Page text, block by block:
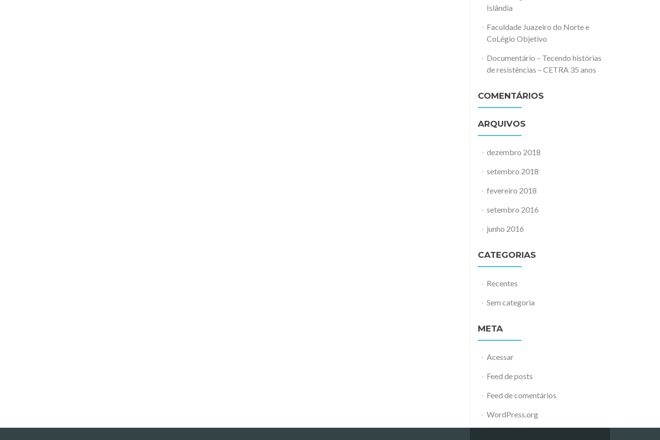
Islândia
Faculdade Juazeiro do Norte e
CoLégio Objetivo
Documentário – Tecendo histórias
de resistências – CETRA 35 anos
COMENTÁRIOS
ARQUIVOS
dezembro 2018
setembro 2018
fevereiro 2018
setembro 2016
junho 2016
CATEGORIAS
Recentes
Sem categoria
META
Acessar
Feed de posts
Feed de comentários
WordPress.org